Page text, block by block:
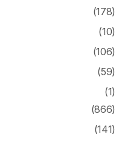
(178)
(10)
(106)
(59)
(1)
(866)
(141)